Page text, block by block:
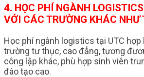
4. HỌC PHÍ NGÀNH
VỚI CÁC TRƯỜNG KHÁC NHƯ
Học phí ngành logistics tại UTC hợp
trường tư thục, cao đẳng, tương
công lập khác, phù hợp sinh viên
đào tạo cao.